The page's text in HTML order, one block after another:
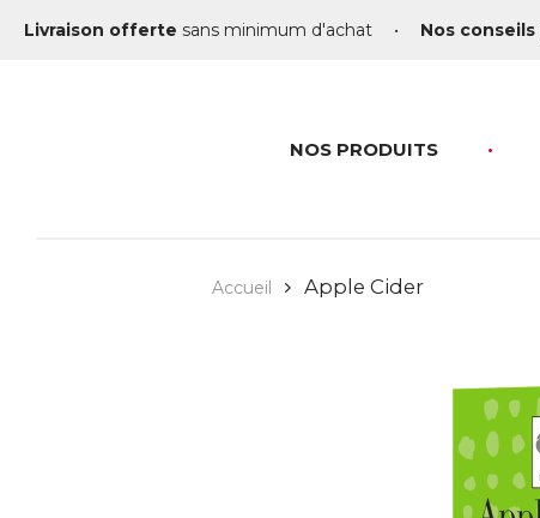
Livraison offerte sans minimum d'achat • Nos
NOS PRODUITS
Accueil Apple Cider